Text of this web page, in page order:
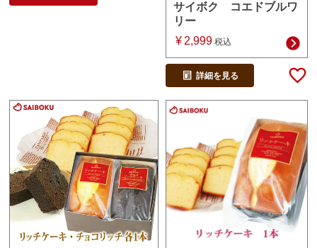
サイボク コエドブルワ
リー
¥ 2,999 税込
詳細を見る